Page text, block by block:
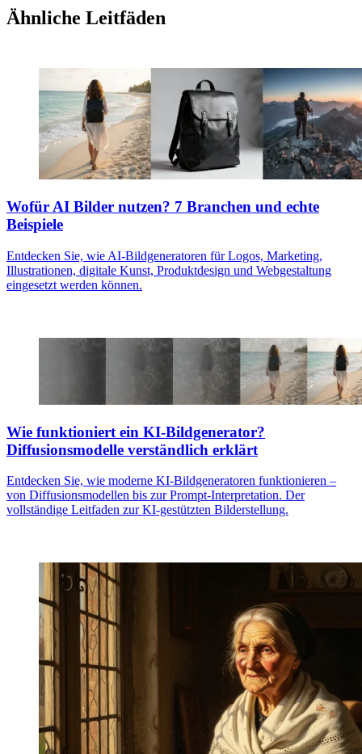
Ähnliche Leitfäden
Wofür AI Bilder nutzen? 7 Branchen und echte
Beispiele
Entdecken Sie, wie AI-Bildgeneratoren für Logos, Marketing,
Illustrationen, digitale Kunst, Produktdesign und Webgestaltung
eingesetzt werden können.
Wie funktioniert ein KI-Bildgenerator?
Diffusionsmodelle verständlich erklärt
Entdecken Sie, wie moderne KI-Bildgeneratoren funktionieren –
von Diffusionsmodellen bis zur Prompt-Interpretation. Der
vollständige Leitfaden zur KI-gestützten Bilderstellung.